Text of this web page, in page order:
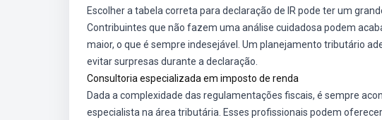
Escolher a tabela correta para declaração de IR pode ter um
Contribuintes que não fazem uma análise cuidadosa podem
maior, o que é sempre indesejável. Um planejamento tributário
evitar surpresas durante a declaração.
Consultoria especializada em imposto de renda
Dada a complexidade das regulamentações fiscais, é sempre
especialista na área tributária. Esses profissionais podem